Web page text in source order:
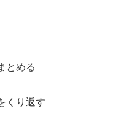
とめる
くり返す